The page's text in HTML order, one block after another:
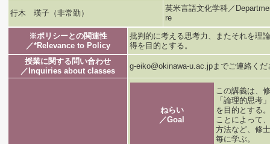
行木 瑛子（非常勤）
英米言語文化学科／
re
※ポリシーとの関連性
／*Relevance to Policy
批判的に考える思考力、またそれを理
得を目的とする。
授業に関する問い合わせ
／Inquiries about classes
g-eiko@okinawa-u.ac.jpまでご連絡くだ
ねらい
／Goal
この講義は、
「論理的思考
を目的とする
ことによって
方法など、修
毎に学ぶ。